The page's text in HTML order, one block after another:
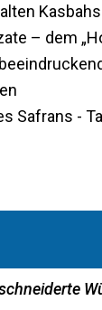
– dem
Safrans -